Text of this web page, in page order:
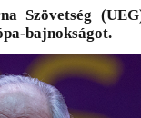
Szövetség
bajnokságot.